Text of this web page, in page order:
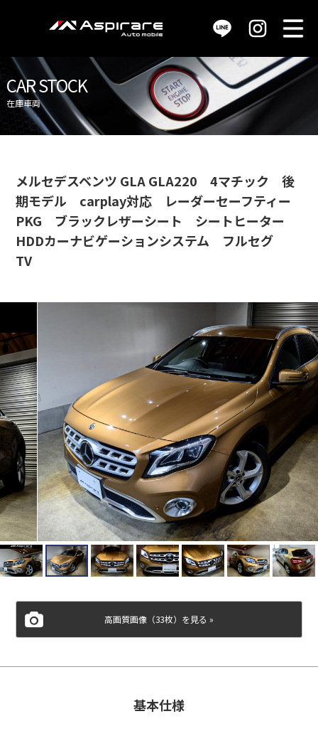
販売車両 / car stock
買取査定 / purchase
店舗情報 / shop info
会社概要 / company
CAR STOCK
在庫車両
メルセデスベンツ GLA GLA220 4マチック 後
期モデル carplay対応 レーダーセーフティー
PKG ブラックレザーシート シートヒーター
HDDカーナビゲーションシステム フルセグ
TV
高画質画像（33枚）を見る »
基本仕様